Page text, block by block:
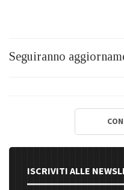
Seguiranno
ISCRIVITI ALLE